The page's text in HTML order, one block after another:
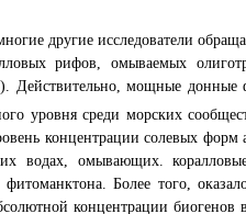
другие исследователи
рифов, омываемых
Действительно, мощные
уровня среди морских
концентрации солевых
водах, омывающих.
Более того,
концентрации